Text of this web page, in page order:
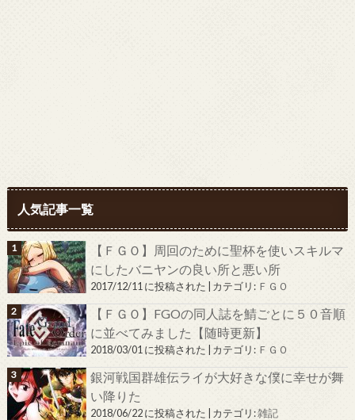
人気記事一覧
【ＦＧＯ】周回のために聖杯を使いスキルマ
にしたバニヤンの良い所と悪い所
2017/12/11 に投稿された カテゴリ: ＦＧＯ
【ＦＧＯ】FGOの同人誌を鯖ごとに５０音順
に並べてみました【随時更新】
2018/03/01 に投稿された カテゴリ: ＦＧＯ
銀河戦国群雄伝ライが大好きな僕に幸せが舞
い降りた
2018/06/22 に投稿された カテゴリ:雑記